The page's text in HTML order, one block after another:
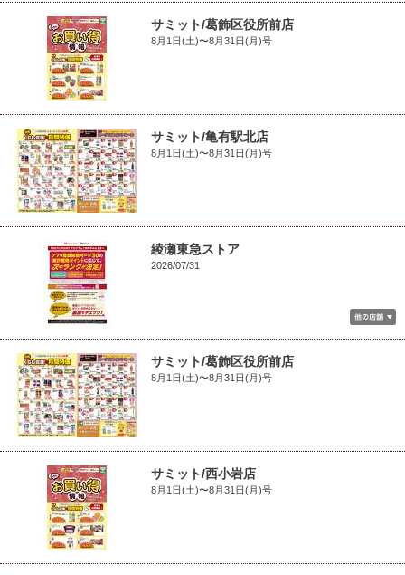
サミット/葛飾区役所前店
8月1日(土)〜8月31日(月)号
サミット/亀有駅北店
8月1日(土)〜8月31日(月)号
綾瀬東急ストア
2026/07/31
サミット/葛飾区役所前店
8月1日(土)〜8月31日(月)号
サミット/西小岩店
8月1日(土)〜8月31日(月)号